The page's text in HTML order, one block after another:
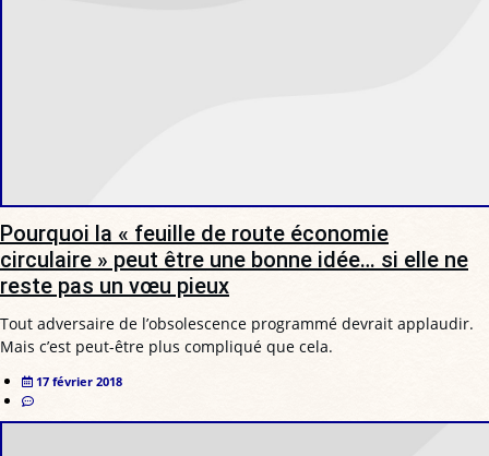
Pourquoi la « feuille de route économie
circulaire » peut être une bonne idée… si elle ne
reste pas un vœu pieux
Tout adversaire de l’obsolescence programmé devrait applaudir.
Mais c’est peut-être plus compliqué que cela.
17 février 2018